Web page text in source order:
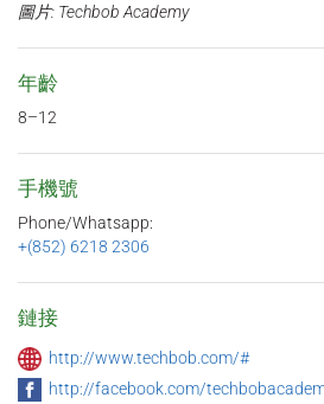
圖片: Techbob Academy
年齡
8–12
手機號
Phone/Whatsapp:
+(852) 6218 2306
鏈接
http://www.techbob.com/#
http://facebook.com/